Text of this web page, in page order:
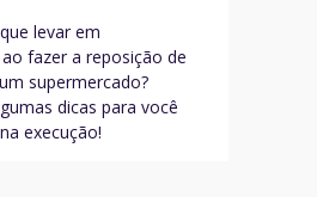
levar em
fazer a reposição de
supermercado?
dicas para você
execução!